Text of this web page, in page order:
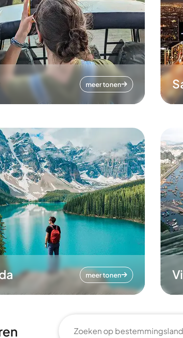
meer tonen
meer tonen